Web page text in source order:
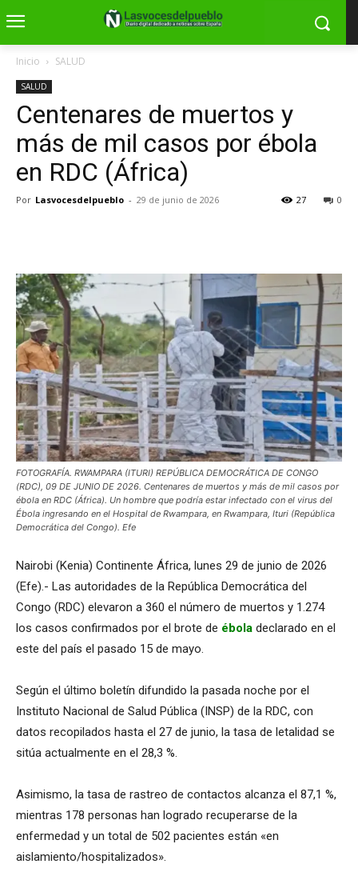
Inicio SALUD
SALUD
Centenares de muertos y
más de mil casos por ébola
en RDC (África)
Por Lasvocesdelpueblo - 29 de junio de 2026 0
27
FOTOGRAFÍA. RWAMPARA (ITURI) REPÚBLICA DEMOCRÁTICA DE CONGO
(RDC), 09 DE JUNIO DE 2026. Centenares de muertos y más de mil casos por
ébola en RDC (África). Un hombre que podría estar infectado con el virus del
Ébola ingresando en el Hospital de Rwampara, en Rwampara, Ituri (República
Democrática del Congo). Efe
Nairobi (Kenia) Continente África, lunes 29 de junio de 2026
(Efe).- Las autoridades de la República Democrática del
Congo (RDC) elevaron a 360 el número de muertos y 1.274
los casos confirmados por el brote de ébola declarado en el
este del país el pasado 15 de mayo.
Según el último boletín difundido la pasada noche por el
Instituto Nacional de Salud Pública (INSP) de la RDC, con
datos recopilados hasta el 27 de junio, la tasa de letalidad se
sitúa actualmente en el 28,3 %.
Asimismo, la tasa de rastreo de contactos alcanza el 87,1 %,
mientras 178 personas han logrado recuperarse de la
enfermedad y un total de 502 pacientes están «en
aislamiento/hospitalizados».